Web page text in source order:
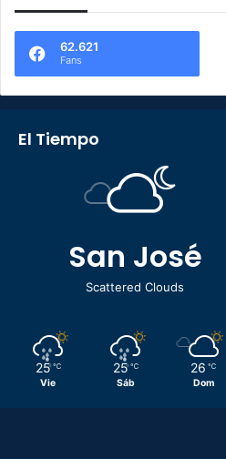
62.621
Fans
El Tiempo
San José
Scattered Clouds
25 ℃
Vie
25 ℃
Sáb
26 ℃
Dom